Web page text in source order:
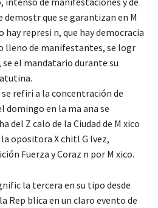
demostr que se garantizan en M
hay represi n, que hay democracia
lleno de manifestantes, se logr
el mandatario durante su
refiri a la concentración de
domingo en la ma ana se
del Z calo de la Ciudad de M xico
opositora X chitl G lvez,
Fuerza y Coraz n por M xico.
la tercera en su tipo desde
Rep blica en un claro evento de